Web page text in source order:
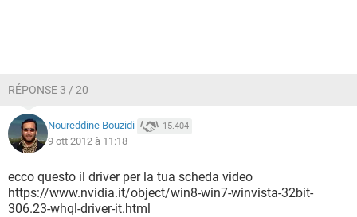
RÉPONSE 3 / 20
Noureddine Bouzidi 15.404
9 ott 2012 à 11:18
ecco questo il driver per la tua scheda video
https://www.nvidia.it/object/win8-win7-winvista-32bit-
306.23-whql-driver-it.html